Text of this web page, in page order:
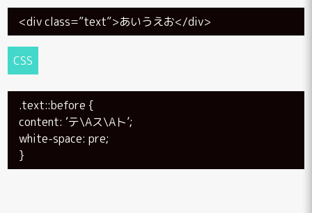
<div class=”text”>あいうえお</div>
CSS
.text::before {
content: ‘テ\Aス\Aト’;
white-space: pre;
}